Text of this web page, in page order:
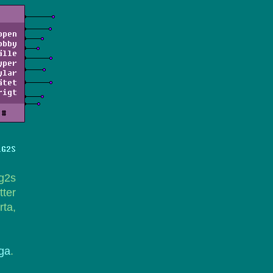
#
.